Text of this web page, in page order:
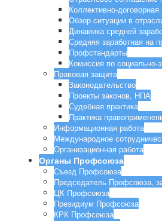
Коллективно-договорная
Обзор ситуации в
Динамика средней
Средняя заработная на
Профстандарты
Комиссия по социально-
Правовая защита
Законодательство
Проекты законов, НПА
Судебная практика
Практика
Информационная работа
Международное
Организационная работа
Органы Профсоюза
Съезд Профсоюза
Председатель Профсоюза,
ЦК Профсоюза
Президиум Профсоюза
КРК Профсоюза